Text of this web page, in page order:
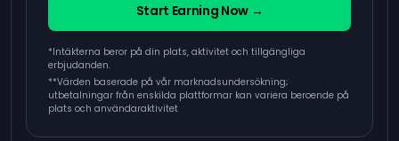
Start Earning Now →
*Intäkterna beror på din plats, aktivitet och tillgängliga
erbjudanden.
**Värden baserade på vår marknadsundersökning;
utbetalningar från enskilda plattformar kan variera beroende på
plats och användaraktivitet